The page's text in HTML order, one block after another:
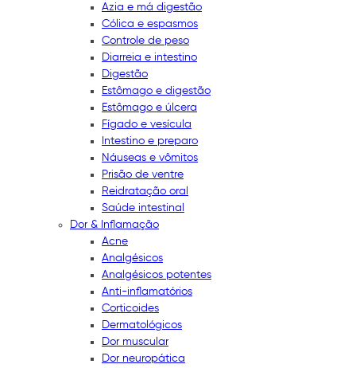
Azia e má digestão
Cólica e espasmos
Controle de peso
Diarreia e intestino
Digestão
Estômago e digestão
Estômago e úlcera
Fígado e vesícula
Intestino e preparo
Náuseas e vômitos
Prisão de ventre
Reidratação oral
Saúde intestinal
Dor & Inflamação
Acne
Analgésicos
Analgésicos potentes
Anti-inflamatórios
Corticoides
Dermatológicos
Dor muscular
Dor neuropática